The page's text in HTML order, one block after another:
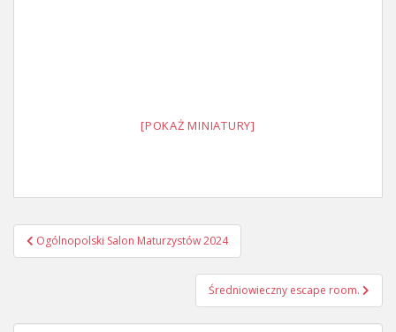
[POKAŻ MINIATURY]
Nawigacja
wpisu
Ogólnopolski Salon Maturzystów 2024
Średniowieczny escape room.